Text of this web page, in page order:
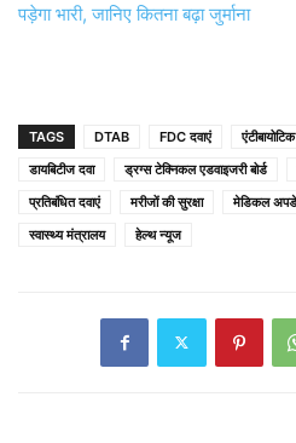
पड़ेगा भारी, जानिए कितना बढ़ा जुर्माना
TAGS DTAB FDC दवाएं
डायबिटीज दवा
ड्रग्स टेक्निकल एडवाइजरी बोर्ड
प्रतिबंधित दवाएं
मरीजों की सुरक्षा मेडिकल
स्वास्थ्य मंत्रालय
हेल्थ न्यूज